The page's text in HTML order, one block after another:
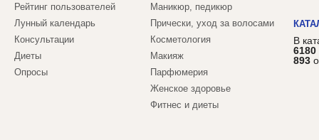
Рейтинг пользователей
Лунный календарь
Консультации
Диеты
Опросы
Маникюр, педикюр
Прически, уход за волосами
Косметология
Макияж
Парфюмерия
Женское здоровье
Фитнес и диеты
В
6180
893